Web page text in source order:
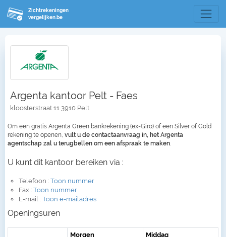
Zichtrekeningen
vergelijken.be
Argenta kantoor Pelt - Faes
kloosterstraat 11 3910 Pelt
Om een gratis Argenta Green bankrekening (ex-Giro) of een Silver of Gold
rekening te openen, vult u de contactaanvraag in, het Argenta
agentschap zal u terugbellen om een afspraak te maken
U kunt dit kantoor bereiken via :
Telefoon : Toon nummer
Fax : Toon nummer
E-mail : Toon e-mailadres
Openingsuren
Morgen
Middag